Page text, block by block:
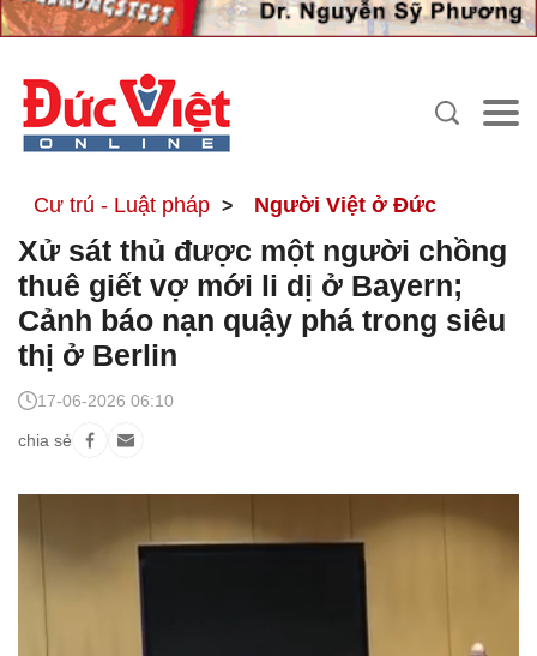
Cư trú - Luật pháp Người Việt ở Đức
Xử sát thủ được một người chồng
thuê giết vợ mới li dị ở Bayern;
Cảnh báo nạn quậy phá trong siêu
thị ở Berlin
chia sẻ
17-06-2026 06:10